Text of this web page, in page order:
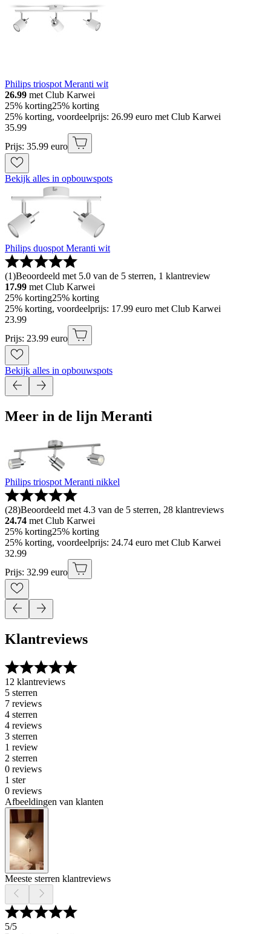
Philips triospot Meranti wit
26.99 met Club Karwei
25% korting25% korting
25% korting, voordeelprijs: 26.99 euro met Club Karwei
35.99
Prijs: 35.99 euro
Bekijk alles in opbouwspots
Philips duospot Meranti wit
(1)Beoordeeld met 5.0 van de 5 sterren, 1 klantreview
17.99 met Club Karwei
25% korting25% korting
25% korting, voordeelprijs: 17.99 euro met Club Karwei
23.99
Prijs: 23.99 euro
Bekijk alles in opbouwspots
Meer in de lijn Meranti
Philips triospot Meranti nikkel
(28)Beoordeeld met 4.3 van de 5 sterren, 28 klantreviews
24.74 met Club Karwei
25% korting25% korting
25% korting, voordeelprijs: 24.74 euro met Club Karwei
32.99
Prijs: 32.99 euro
Klantreviews
12 klantreviews
5 sterren
7 reviews
4 sterren
4 reviews
3 sterren
1 review
2 sterren
0 reviews
1 ster
0 reviews
Afbeeldingen van klanten
Meeste sterren klantreviews
5/5